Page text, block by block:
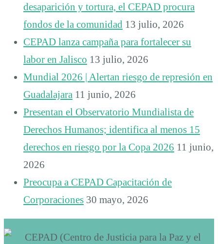
desaparición y tortura, el CEPAD procura
fondos de la comunidad 13 julio, 2026
CEPAD lanza campaña para fortalecer su
labor en Jalisco 13 julio, 2026
Mundial 2026 | Alertan riesgo de represión en
Guadalajara 11 junio, 2026
Presentan el Observatorio Mundialista de
Derechos Humanos; identifica al menos 15
derechos en riesgo por la Copa 2026 11 junio,
2026
Preocupa a CEPAD Capacitación de
Corporaciones 30 mayo, 2026